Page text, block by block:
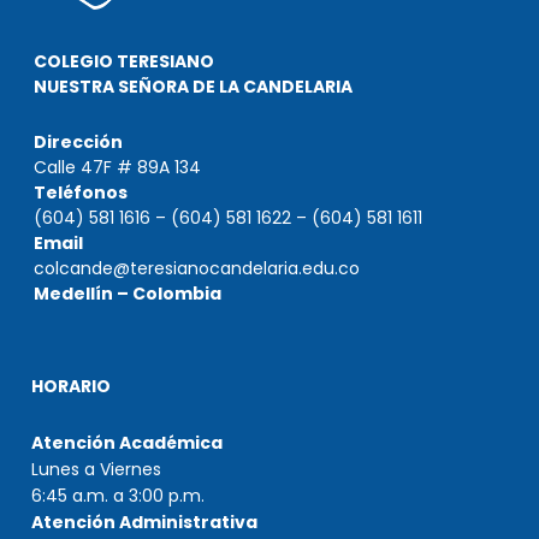
COLEGIO TERESIANO
NUESTRA SEÑORA DE LA CANDELARIA
Dirección
Calle 47F # 89A 134
Teléfonos
(604) 581 1616 – (604) 581 1622 – (604) 581 1611
Email
colcande@teresianocandelaria.edu.co
Medellín – Colombia
HORARIO
Atención Académica
Lunes a Viernes
6:45 a.m. a 3:00 p.m.
Atención Administrativa